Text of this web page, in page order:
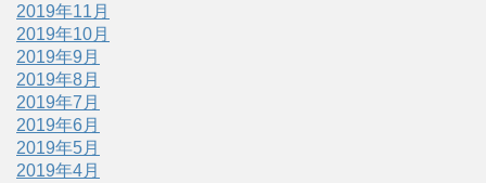
2019年11月
2019年10月
2019年9月
2019年8月
2019年7月
2019年6月
2019年5月
2019年4月